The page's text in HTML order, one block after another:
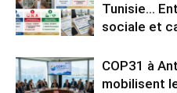
Tunisie…
sociale et
COP31 à
mobilisent